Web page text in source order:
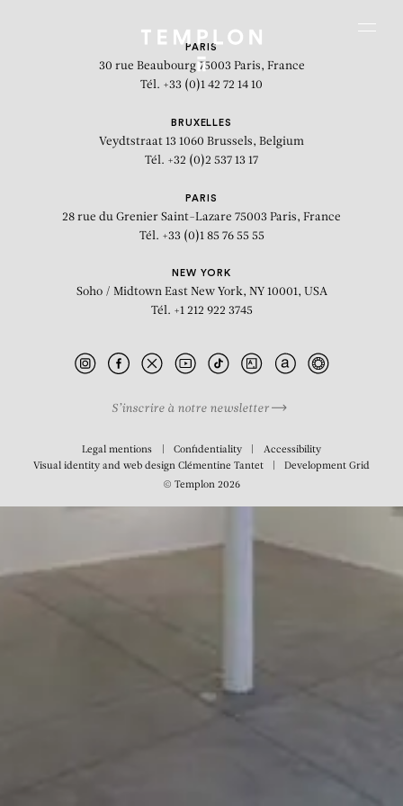
PARIS
30 rue Beaubourg 75003 Paris, France
Tél. +33 (0)1 42 72 14 10
BRUXELLES
Veydtstraat 13 1060 Brussels, Belgium
Tél. +32 (0)2 537 13 17
PARIS
28 rue du Grenier Saint-Lazare 75003 Paris, France
Tél. +33 (0)1 85 76 55 55
NEW YORK
Soho / Midtown East New York, NY 10001, USA
Tél. +1 212 922 3745
S’inscrire à notre newsletter
Legal mentions Confidentiality
Accessibility
Visual identity and web design Clémentine Tantet DevelopmentGrid
© Templon 2026